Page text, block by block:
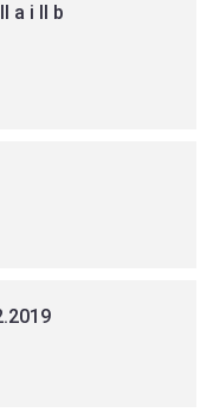
a i II b